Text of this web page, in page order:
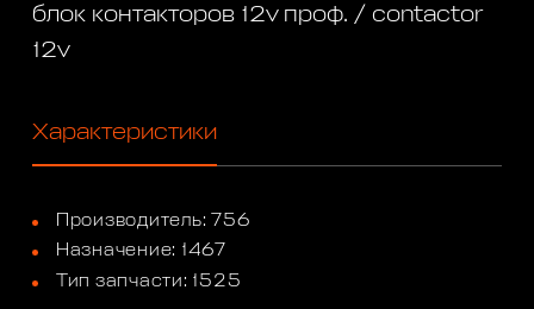
блок контакторов 12v проф. / contactor
12v
Характеристики
Производитель: 756
Назначение: 1467
Тип запчасти: 1525